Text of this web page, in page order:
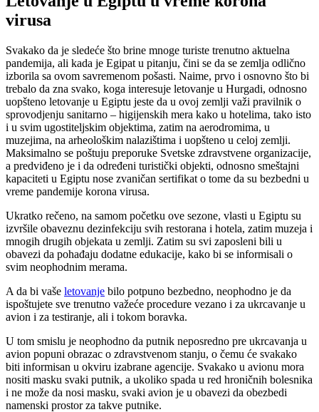
virusa
Svakako da je sledeće što brine mnoge turiste trenutno aktuelna
pandemija, ali kada je Egipat u pitanju, čini se da se zemlja odlično
izborila sa ovom savremenom pošasti. Naime, prvo i osnovno što bi
trebalo da zna svako, koga interesuje letovanje u Hurgadi, odnosno
uopšteno letovanje u Egiptu jeste da u ovoj zemlji važi pravilnik o
sprovodjenju sanitarno – higijenskih mera kako u hotelima, tako isto
i u svim ugostiteljskim objektima, zatim na aerodromima, u
muzejima, na arheološkim nalazištima i uopšteno u celoj zemlji.
Maksimalno se poštuju preporuke Svetske zdravstvene organizacije,
a predviđeno je i da određeni turistički objekti, odnosno smeštajni
kapaciteti u Egiptu nose zvaničan sertifikat o tome da su bezbedni u
vreme pandemije korona virusa.
Ukratko rečeno, na samom početku ove sezone, vlasti u Egiptu su
izvršile obaveznu dezinfekciju svih restorana i hotela, zatim muzeja i
mnogih drugih objekata u zemlji. Zatim su svi zaposleni bili u
obavezi da pohađaju dodatne edukacije, kako bi se informisali o
svim neophodnim merama.
A da bi vaše letovanje bilo potpuno bezbedno, neophodno je da
ispoštujete sve trenutno važeće procedure vezano i za ukrcavanje u
avion i za testiranje, ali i tokom boravka.
U tom smislu je neophodno da putnik neposredno pre ukrcavanja u
avion popuni obrazac o zdravstvenom stanju, o čemu će svakako
biti informisan u okviru izabrane agencije. Svakako u avionu mora
nositi masku svaki putnik, a ukoliko spada u red hroničnih bolesnika
i ne može da nosi masku, svaki avion je u obavezi da obezbedi
namenski prostor za takve putnike.